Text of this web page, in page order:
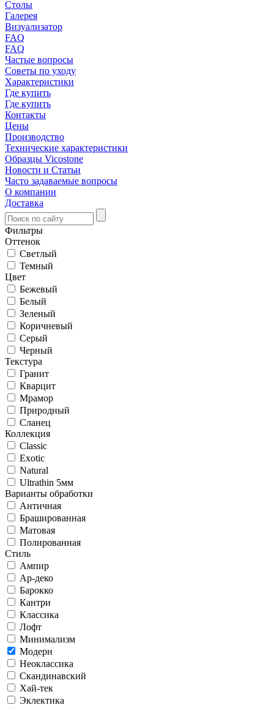
Столы
Галерея
Визуализатор
FAQ
FAQ
Частые вопросы
Советы по уходу
Характеристики
Где купить
Где купить
Контакты
Цены
Производство
Технические характеристики
Образцы Vicostone
Новости и Статьи
Часто задаваемые вопросы
О компании
Доставка
Фильтры
Оттенок
Светлый
Темный
Цвет
Бежевый
Белый
Зеленый
Коричневый
Серый
Черный
Текстура
Гранит
Кварцит
Мрамор
Природный
Сланец
Коллекция
Classic
Exotic
Natural
Ultrathin 5мм
Варианты обработки
Античная
Брашированная
Матовая
Полированная
Стиль
Ампир
Ар-деко
Барокко
Кантри
Классика
Лофт
Минимализм
Модерн
Неоклассика
Скандинавский
Хай-тек
Эклектика